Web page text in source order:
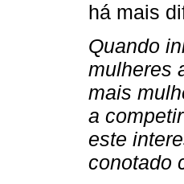
há mais
Quando
mulheres
mais
a
este
conotado